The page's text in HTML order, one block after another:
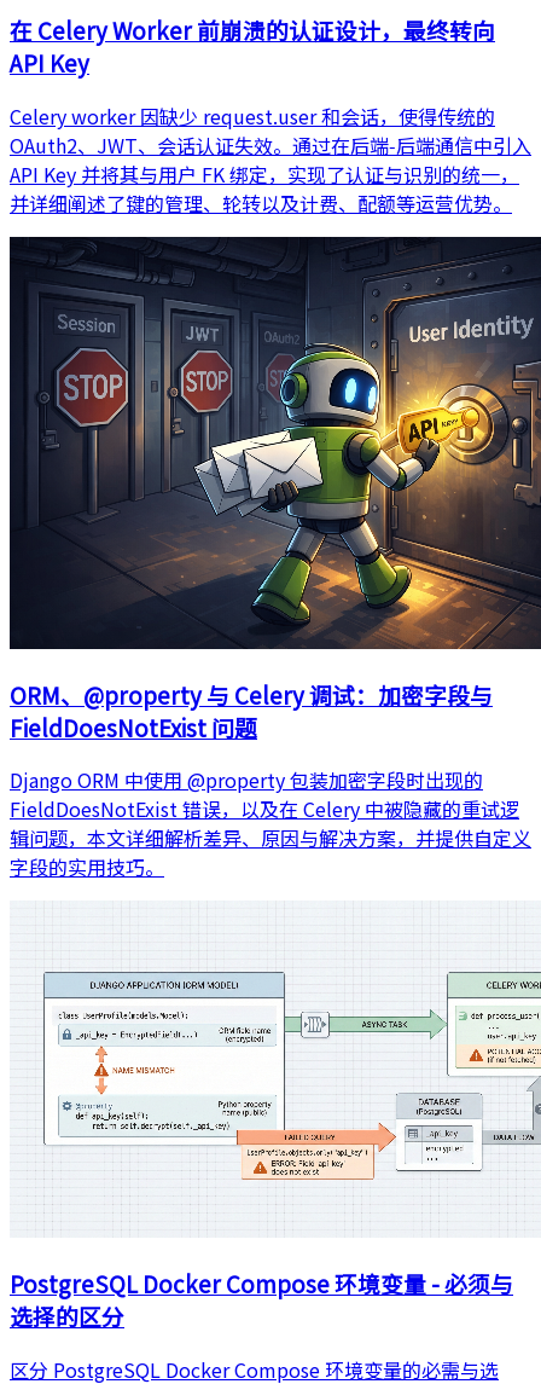
在 Celery Worker 前崩溃的认证设计，最终转向
API Key
Celery worker 因缺少 request.user 和会话，使得传统的
OAuth2、JWT、会话认证失效。通过在后端‑后端通信中引入
API Key 并将其与用户 FK 绑定，实现了认证与识别的统一，
并详细阐述了键的管理、轮转以及计费、配额等运营优势。
ORM、@property 与 Celery 调试：加密字段与
FieldDoesNotExist 问题
Django ORM 中使用 @property 包装加密字段时出现的
FieldDoesNotExist 错误，以及在 Celery 中被隐藏的重试逻
辑问题，本文详细解析差异、原因与解决方案，并提供自定义
字段的实用技巧。
PostgreSQL Docker Compose 环境变量 - 必须与
选择的区分
区分 PostgreSQL Docker Compose 环境变量的必需与选